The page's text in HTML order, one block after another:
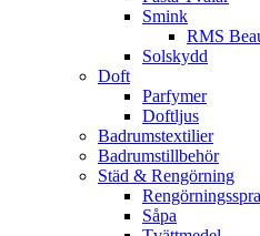
Smink
RMS
Solskydd
Doft
Parfymer
Doftljus
Badrumstextilier
Badrumstillbehör
Städ & Rengörning
Såpa